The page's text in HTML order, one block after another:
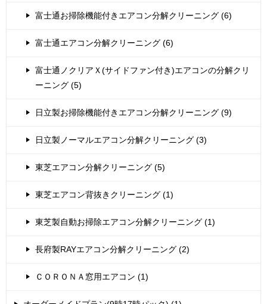
富士通お掃除機能付きエアコン分解クリーニング (6)
富士通エアコン分解クリーニング (6)
富士通ノクリアＸ(サイドファン付き)エアコンの分解クリ
ーニング (5)
日立製お掃除機能付きエアコン分解クリーニング (9)
日立製ノーマルエアコン分解クリーニング (3)
東芝エアコン分解クリーニング (5)
東芝エアコン背抜きクリーニング (1)
東芝製自動お掃除エアコン分解クリーニング (1)
長府製RAYエアコン分解クリーニング (2)
ＣＯＲＯＮＡ窓用エアコン (1)